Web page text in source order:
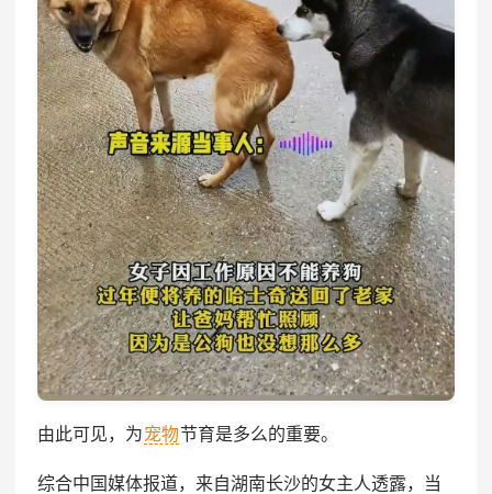
由此可见，为宠物节育是多么的重要。
综合中国媒体报道，来自湖南长沙的女主人透露，当